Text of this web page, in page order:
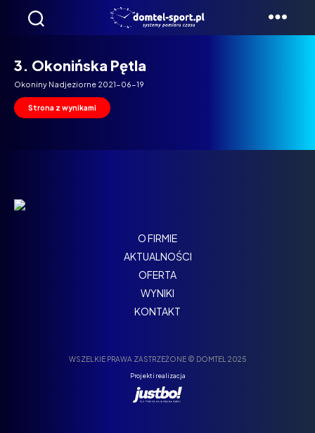
Domtel
3. Okonińska Pętla
Okoniny Nadjeziorne 2021-06-19
Strona z wynikami
O FIRMIE
AKTUALNOŚCI
OFERTA
WYNIKI
KONTAKT
WSZELKIE PRAWA ZASTRZEŻONE © DOMTEL 2025
Projekt i realizacja